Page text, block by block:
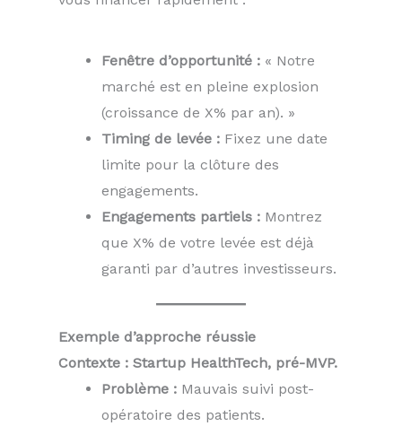
Fenêtre d’opportunité : « Notre
marché est en pleine explosion
(croissance de X% par an). »
Timing de levée : Fixez une date
limite pour la clôture des
engagements.
Engagements partiels : Montrez
que X% de votre levée est déjà
garanti par d’autres investisseurs.
Exemple d’approche réussie
Contexte : Startup HealthTech, pré-MVP.
Problème : Mauvais suivi post-
opératoire des patients.